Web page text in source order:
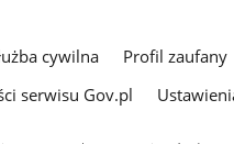
cywilna Profil zaufany
serwisu Gov.pl